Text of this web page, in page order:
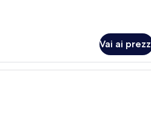
Vai ai
Doppia Standard | Cucina